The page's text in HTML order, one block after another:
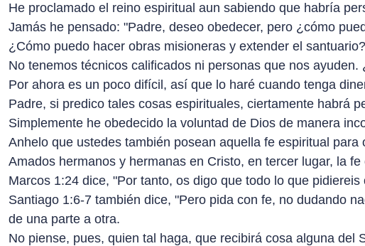
He proclamado el reino espiritual aun sabiendo que habría
Jamás he pensado: "Padre, deseo obedecer, pero ¿cómo
¿Cómo puedo hacer obras misioneras y extender el santuario?
No tenemos técnicos calificados ni personas que nos
Por ahora es un poco difícil, así que lo haré cuando tenga
Padre, si predico tales cosas espirituales, ciertamente habrá
Simplemente he obedecido la voluntad de Dios de manera
Anhelo que ustedes también posean aquella fe espiritual para
Amados hermanos y hermanas en Cristo, en tercer lugar, la
Marcos 1:24 dice, "Por tanto, os digo que todo lo que
Santiago 1:6-7 también dice, "Pero pida con fe, no dudando
de una parte a otra.
No piense, pues, quien tal haga, que recibirá cosa alguna del